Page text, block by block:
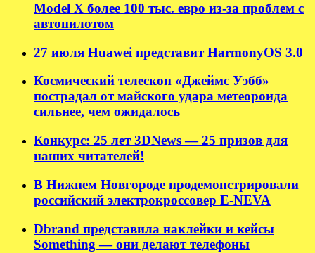
Model X более 100 тыс. евро из-за проблем с
автопилотом
27 июля Huawei представит HarmonyOS 3.0
Космический телескоп «Джеймс Уэбб»
пострадал от майского удара метеороида
сильнее, чем ожидалось
Конкурс: 25 лет 3DNews — 25 призов для
наших читателей!
В Нижнем Новгороде продемонстрировали
российский электрокроссовер E-NEVA
Dbrand представила наклейки и кейсы
Something — они делают телефоны